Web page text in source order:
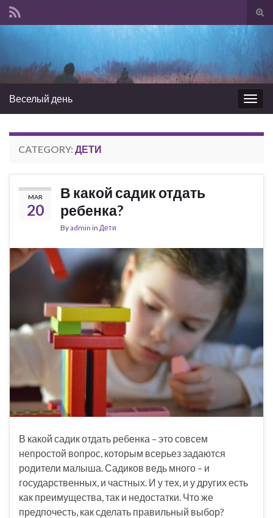
Веселый день
CATEGORY: ДЕТИ
MAR
20
В какой садик отдать
ребенка?
Byadmin in Дети
В какой садик отдать ребенка – это совсем
непростой вопрос, которым всерьез задаются
родители малыша. Садиков ведь много – и
государственных, и частных. И у тех, и у других есть
как преимущества, так и недостатки. Что же
предпочесть, как сделать правильный выбор?